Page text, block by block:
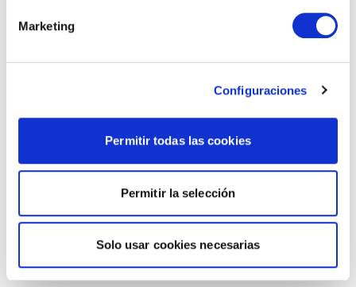
Marketing
Configuraciones
Permitir todas las cookies
Permitir la selección
Solo usar cookies necesarias